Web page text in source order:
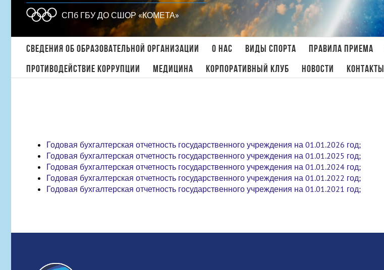
СПб ГБУ ДО СШОР «КОМЕТА»
поиска:
Сведения об образовательной организации О нас Виды спорта Правила приема
Противодействие коррупции
МЕДИЦИНА Корпоративный клуб Новости Контакты
Годовая бухгалтерская отчетность государственного учреждения на 01.01.2026 год;
Годовая бухгалтерская отчетность государственного учреждения на 01.01.2025 год;
Годовая бухгалтерская отчетность государственного учреждения на 01.01.2024 год;
Годовая бухгалтерская отчетность государственного учреждения на 01.01.2022 год;
Годовая бухгалтерская отчетность государственного учреждения на 01.01.2021 год;